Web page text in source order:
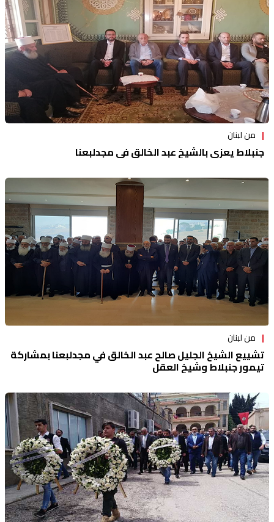
من لبنان
جنبلاط يعزي بالشيخ عبد الخالق في مجدلبعنا
من لبنان
تشييع الشيخ الجليل صالح عبد الخالق في مجدلبعنا بمشاركة
تيمور جنبلاط وشيخ العقل